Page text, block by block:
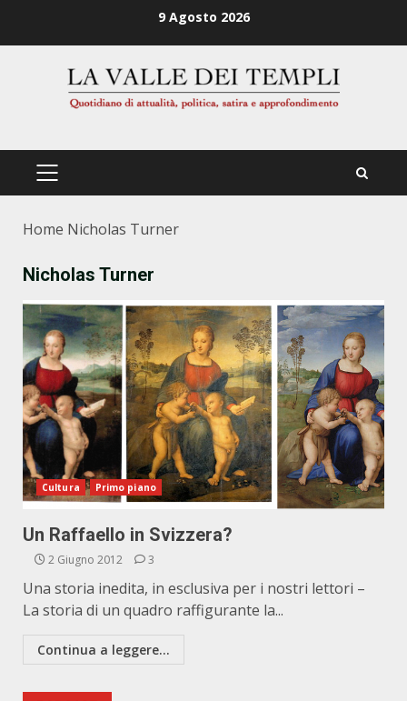
9 Agosto 2026
PRIMÄRES
Home Nicholas Turner
Nicholas Turner
Cultura Primo piano
Un Raffaello in Svizzera?
2 Giugno 2012 3
Una storia inedita, in esclusiva per i nostri lettori –
La storia di un quadro raffigurante la...
Continua a leggere...